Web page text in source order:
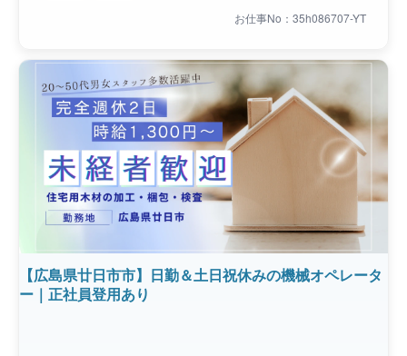
お仕事No：35h086707-YT
【広島県廿日市市】日勤＆土日祝休みの機械オペレータ
ー｜正社員登用あり